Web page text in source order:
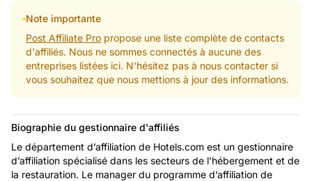
Note importante
Post Affiliate Pro propose une liste complète de contacts
d'affiliés. Nous ne sommes connectés à aucune des
entreprises listées ici. N'hésitez pas à nous contacter si
vous souhaitez que nous mettions à jour des informations.
Biographie du gestionnaire d'affiliés
Le département d’affiliation de Hotels.com est un gestionnaire
d’affiliation spécialisé dans les secteurs de l’hébergement et de
la restauration. Le manager du programme d’affiliation de